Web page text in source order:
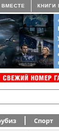
КНИГИ
Спорт